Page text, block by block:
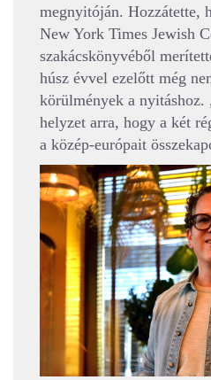
megnyitóján. Hozzátette,
New York Times Jewish
szakácskönyvéből
húsz évvel ezelőtt még
körülmények a nyitáshoz.
helyzet arra, hogy a két
a közép-európait